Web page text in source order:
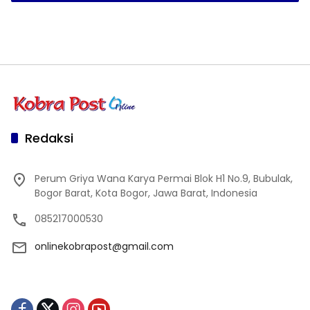
Redaksi
Perum Griya Wana Karya Permai Blok H1 No.9, Bubulak,
Bogor Barat, Kota Bogor, Jawa Barat, Indonesia
085217000530
onlinekobrapost@gmail.com